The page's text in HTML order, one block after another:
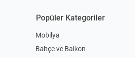
Popüler Kategoriler
Mobilya
Bahçe ve Balkon